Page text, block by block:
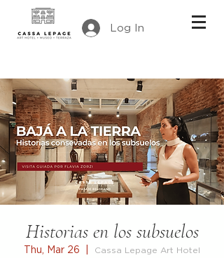
Log In
Historias en los subsuelos
Thu, Mar 26
Cassa Lepage Art Hotel